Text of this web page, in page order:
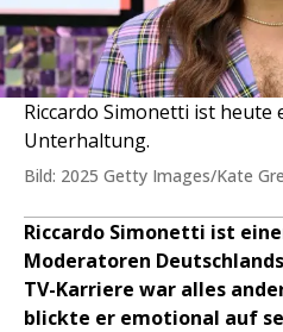
Riccardo Simonetti ist heute
Unterhaltung.
Bild: 2025 Getty Images/Kate
Riccardo Simonetti ist
Moderatoren
TV-Karriere war alles
blickte er emotional auf